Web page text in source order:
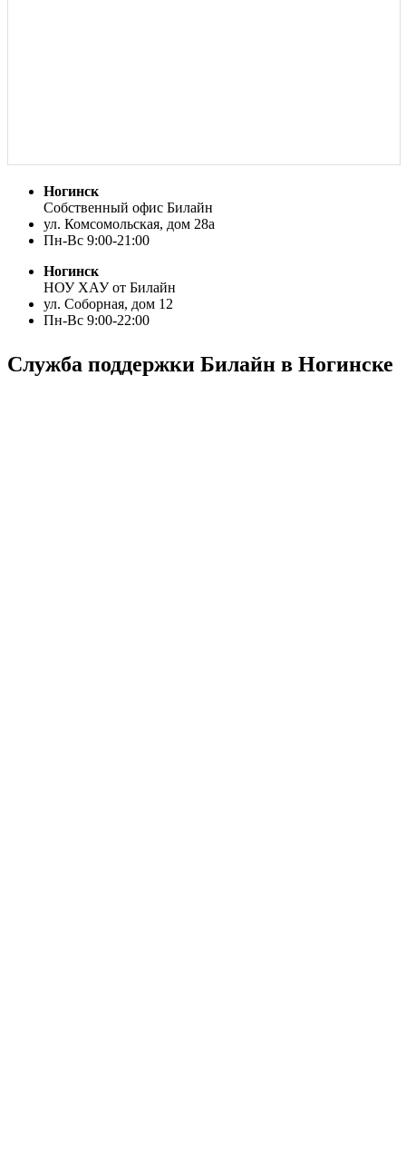
Ногинск
Собственный офис Билайн
ул. Комсомольская, дом 28а
Пн-Вс 9:00-21:00
Ногинск
НОУ ХАУ от Билайн
ул. Соборная, дом 12
Пн-Вс 9:00-22:00
Служба поддержки Билайн в Ногинске